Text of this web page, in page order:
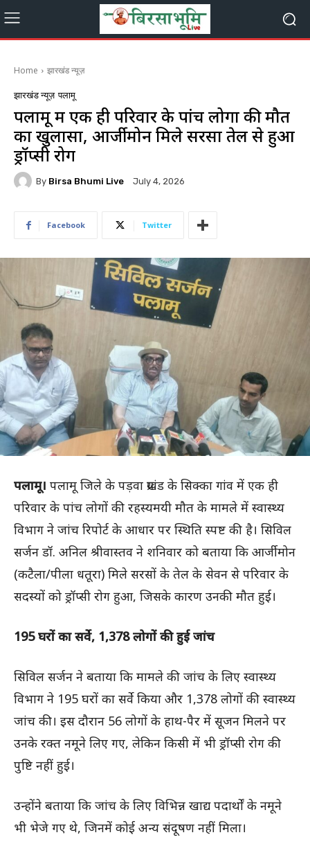
Home झारखंड न्यूज़
झारखंड न्यूज़ पलामू
पलामू में एक ही परिवार के पांच लोगों की मौत
का खुलासा, आर्जीमोन मिले सरसों तेल से हुआ
ड्रॉप्सी रोग
By Birsa Bhumi Live July 4, 2026
Facebook Twitter
पलामू। पलामू जिले के पड़वा प्रखंड के सिक्का गांव में एक ही
परिवार के पांच लोगों की रहस्यमयी मौत के मामले में स्वास्थ्य
विभाग ने जांच रिपोर्ट के आधार पर स्थिति स्पष्ट की है। सिविल
सर्जन डॉ. अनिल श्रीवास्तव ने शनिवार को बताया कि आर्जीमोन
(कटैला/पीला धतूरा) मिले सरसों के तेल के सेवन से परिवार के
सदस्यों को ड्रॉप्सी रोग हुआ, जिसके कारण उनकी मौत हुई।
195 घरों का सर्वे, 1,378 लोगों की हुई जांच
सिविल सर्जन ने बताया कि मामले की जांच के लिए स्वास्थ्य
विभाग ने 195 घरों का सर्वे किया और 1,378 लोगों की स्वास्थ्य
जांच की। इस दौरान 56 लोगों के हाथ-पैर में सूजन मिलने पर
उनके रक्त नमूने लिए गए, लेकिन किसी में भी ड्रॉप्सी रोग की
पुष्टि नहीं हुई।
उन्होंने बताया कि जांच के लिए विभिन्न खाद्य पदार्थों के नमूने
भी भेजे गए थे, जिनमें कोई अन्य संदूषण नहीं मिला।